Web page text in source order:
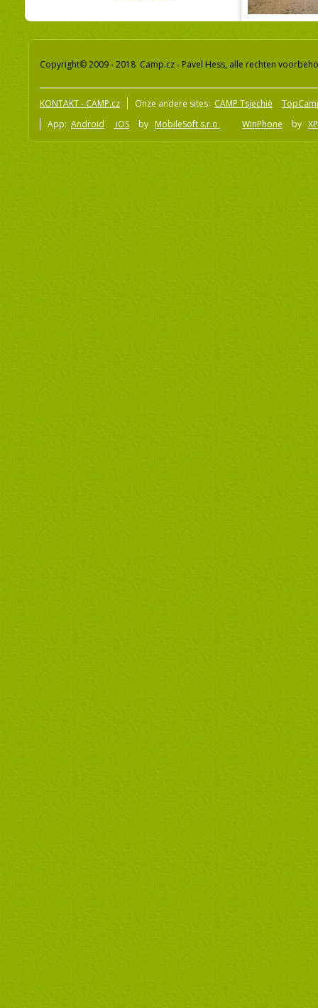
Copyright© 2009 - 2018 Camp.cz - Pavel Hess, alle rechten
KONTAKT - CAMP.cz Onze andere sites: CAMP Tsjechië
App: Android iOS by MobileSoft s.r.o WinPhone by